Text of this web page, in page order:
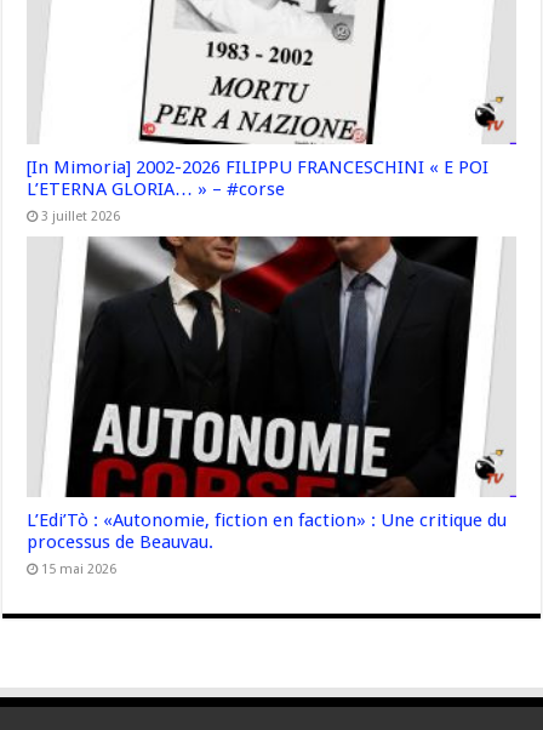
[In Mimoria] 2002-2026 FILIPPU FRANCESCHINI « E POI
L’ETERNA GLORIA… » – #corse
3 juillet 2026
L’Edi’Tò : «Autonomie, fiction en faction» : Une critique du
processus de Beauvau.
15 mai 2026